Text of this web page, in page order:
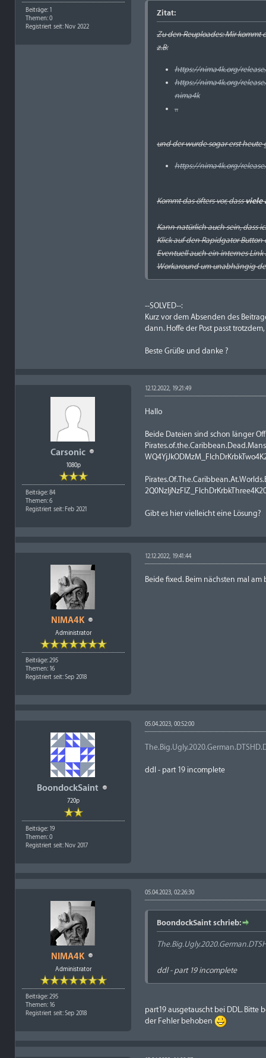
Beiträge: 1
Themen: 0
Registriert seit: Nov 2022
Zitat:
Zu den Reuploades: Mir kommt
z.B:
https://nima4k.org/
https://nima4k.org/
nima4k
..
und der wurde sogar erst heute
https://nima4k.org/
Kommt das öfters vor, dassviele
Kann natürlich auch sein, dass
Klick auf den Rapidgator Button
Eventuell auch ein internes
Workaround um unabhängig
--SOLVED--:
Kurz vor dem Absenden des
dann. Hoffe der Post passt
Beste Grüße und danke ?
Carsonic
1080p
Beiträge: 84
Themen: 6
Registriert seit: Feb 2021
12.12.2022, 19:21:49
Hallo
Beide Dateien sind schon länger
Gibt es hier vielleicht eine Lösung?
NIMA4K
Administrator
Beiträge: 295
Themen: 16
Registriert seit: Sep 2018
12.12.2022, 19:41:44
Beide fixed. Beim nächsten mal
BoondockSaint
720p
Beiträge: 19
Themen: 0
Registriert seit: Nov 2017
05.04.2023, 00:52:00
ddl - part 19 incomplete
NIMA4K
Administrator
Beiträge: 295
Themen: 16
Registriert seit: Sep 2018
05.04.2023, 02:26:30
BoondockSaint schrieb:
ddl - part 19 incomplete
part19 ausgetauscht bei DDL. Bitte
der Fehler behoben